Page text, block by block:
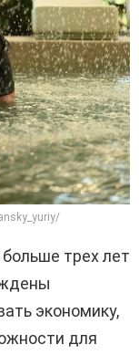
трех лет
экономику,
для